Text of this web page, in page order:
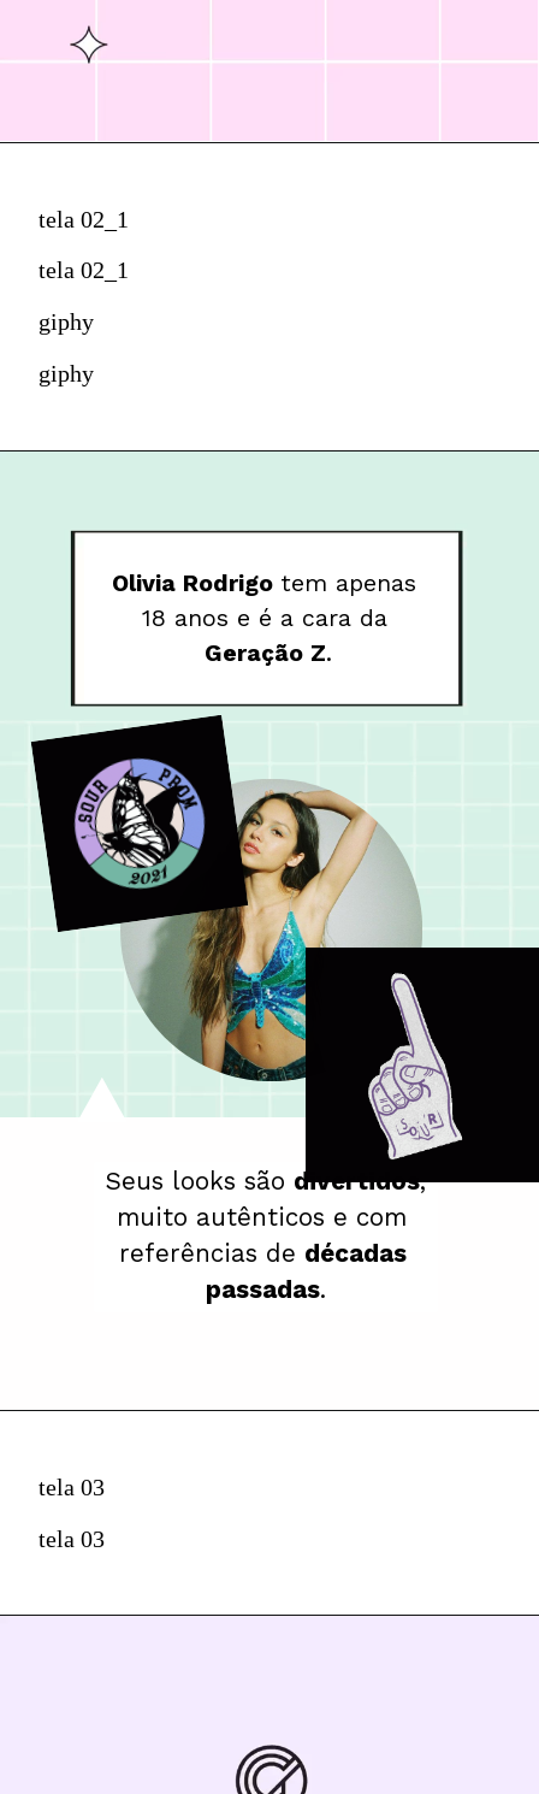
tela 02_1
tela 02_1
giphy
giphy
Olivia Rodrigo tem apenas
18 anos e é a cara da
Geração Z.
Seus looks são divertidos,
muito autênticos e com
referências de décadas
passadas.
tela 03
tela 03